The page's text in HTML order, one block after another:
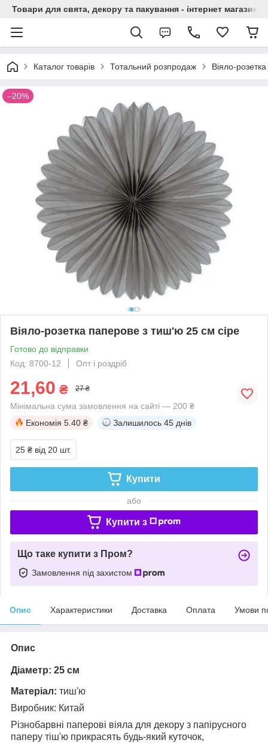
Товари для свята, декору та пакування - інтернет магазин
Каталог товарів Тотальний розпродаж Віяло-
–20%
Віяло-розетка паперове з тиш'ю 25 см сіре
Готово до відправки
Код: 8700-12
Опт і роздріб
21,60 ₴ 27 ₴
Мінімальна сума замовлення на сайті — 200 ₴
Економія 5.40 ₴ Залишилось 45 днів
25 ₴ від 20 шт.
Купити
або
Купити з
Що таке купити з Пром?
Замовлення під захистом
Опис Характеристики Доставка Оплата Умови
Опис
Діаметр: 25 см
Матеріал: тиш'ю
Виробник: Китай
Різнобарвні паперові віяла для декору з папірусного
паперу тіш'ю прикрасять будь-який куточок,